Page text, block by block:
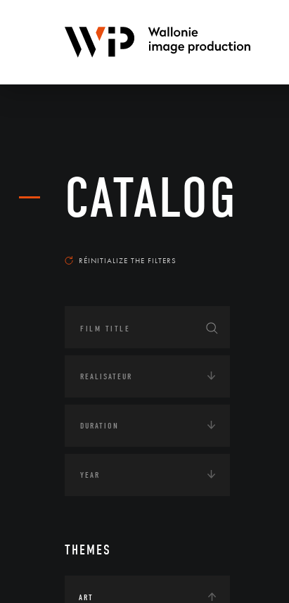
CATALOG
RÉINITIALIZE THE FILTERS
THEMES
ART